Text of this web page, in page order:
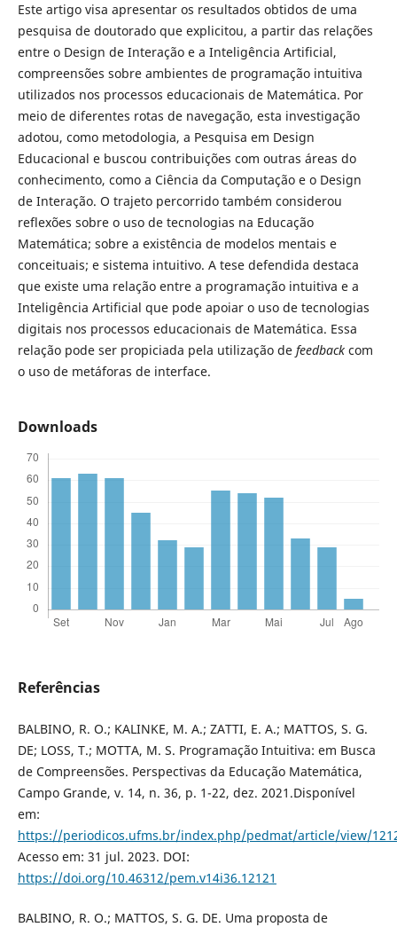
Este artigo visa apresentar os resultados obtidos de uma
pesquisa de doutorado que explicitou, a partir das relações
entre o Design de Interação e a Inteligência Artificial,
compreensões sobre ambientes de programação intuitiva
utilizados nos processos educacionais de Matemática. Por
meio de diferentes rotas de navegação, esta investigação
adotou, como metodologia, a Pesquisa em Design
Educacional e buscou contribuições com outras áreas do
conhecimento, como a Ciência da Computação e o Design
de Interação. O trajeto percorrido também considerou
reflexões sobre o uso de tecnologias na Educação
Matemática; sobre a existência de modelos mentais e
conceituais; e sistema intuitivo. A tese defendida destaca
que existe uma relação entre a programação intuitiva e a
Inteligência Artificial que pode apoiar o uso de tecnologias
digitais nos processos educacionais de Matemática. Essa
relação pode ser propiciada pela utilização de feedbackcom
o uso de metáforas de interface.
Downloads
Referências
BALBINO, R. O.; KALINKE, M. A.; ZATTI, E. A.; MATTOS, S. G.
DE; LOSS, T.; MOTTA, M. S. Programação Intuitiva: em Busca
de Compreensões. Perspectivas da Educação Matemática,
Campo Grande, v. 14, n. 36, p. 1-22, dez. 2021.Disponível
em:
https://periodicos.ufms.br/index.php/pedmat/article/view/
Acesso em: 31 jul. 2023. DOI:
https://doi.org/10.46312/pem.v14i36.12121
BALBINO, R. O.; MATTOS, S. G. DE. Uma proposta de